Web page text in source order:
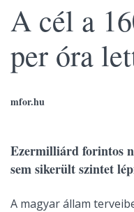
A cél a
per óra
mfor.hu
Ezermilliárd forintos
sem sikerült szintet
A magyar állam